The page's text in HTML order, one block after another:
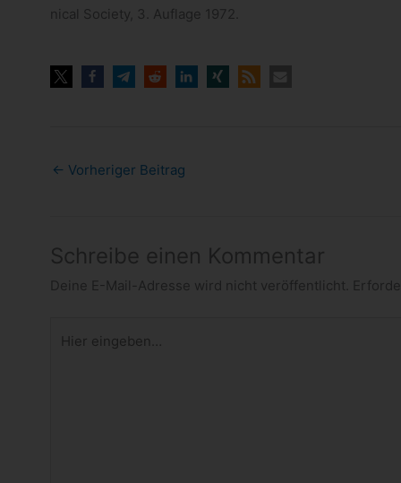
ni­cal Society, 3. Auf­lage 1972.
← Vorheriger Beitrag
Schreibe einen Kommentar
Deine E-Mail-Adresse wird nicht veröffentlicht.
eingeben…